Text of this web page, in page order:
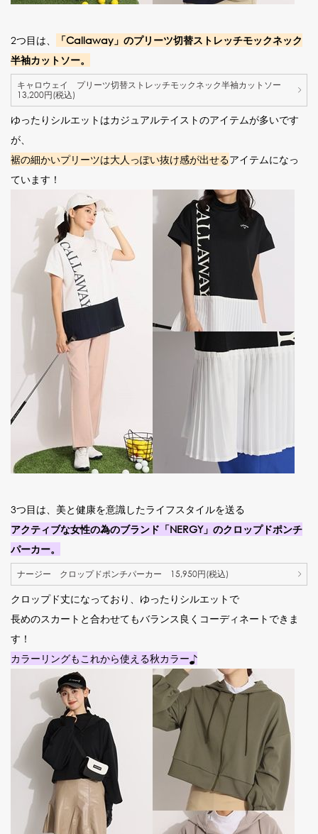
2つ目は、
「Callaway」のプリーツ切替ストレッチモックネック
半袖カットソー。
キャロウェイ プリーツ切替ストレッチモックネック半袖カットソー
13,200円(税込)
ゆったりシルエットはカジュアルテイストのアイテムが多いです
が、
裾の細かいプリーツは大人っぽい抜け感が出せるアイテムになっ
ています！
3つ目は、美と健康を意識したライフスタイルを送る
アクティブな女性の為のブランド「NERGY」のクロップドポンチ
パーカー。
ナージー クロップドポンチパーカー 15,950円(税込)
クロップド丈になっており、ゆったりシルエットで
長めのスカートと合わせてもバランス良くコーディネートできま
す！
カラーリングもこれから使える秋カラー♪